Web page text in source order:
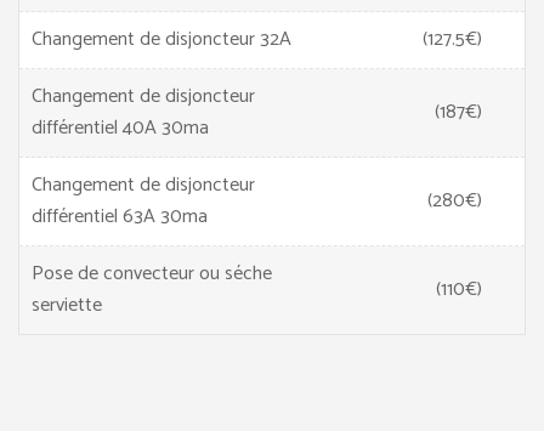
Changement de disjoncteur 32A
(127.5€)
Changement de disjoncteur
différentiel 40A 30ma
(187€)
Changement de disjoncteur
différentiel 63A 30ma
(280€)
Pose de convecteur ou séche
serviette
(110€)